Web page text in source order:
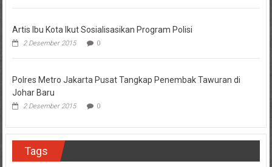
Artis Ibu Kota Ikut Sosialisasikan Program Polisi
2 Desember 2015 0
Polres Metro Jakarta Pusat Tangkap Penembak Tawuran di
Johar Baru
2 Desember 2015 0
Tags